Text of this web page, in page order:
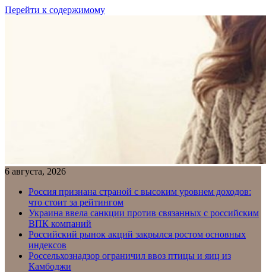
Перейти к содержимому
6 августа, 2026
Россия признана страной с высоким уровнем доходов:
что стоит за рейтингом
Украина ввела санкции против связанных с российским
ВПК компаний
Российский рынок акций закрылся ростом основных
индексов
Россельхознадзор ограничил ввоз птицы и яиц из
Камбоджи